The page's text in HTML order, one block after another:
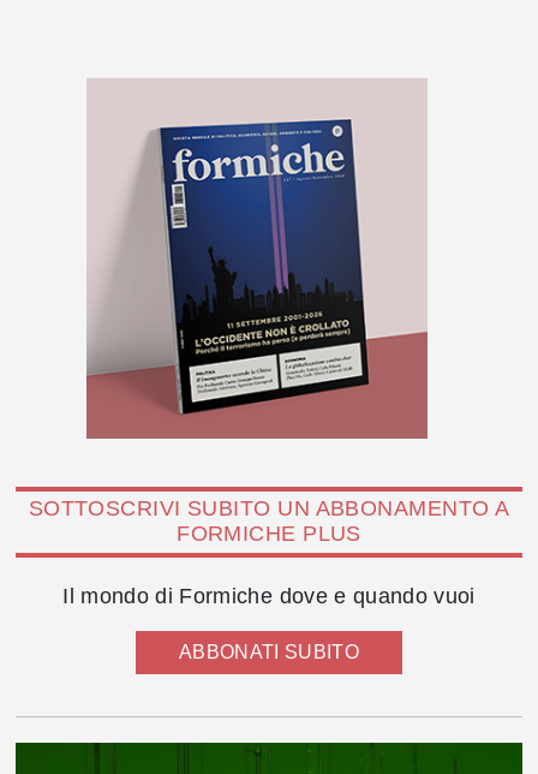
SOTTOSCRIVI SUBITO UN ABBONAMENTO A
FORMICHE PLUS
Il mondo di Formiche dove e quando vuoi
ABBONATI SUBITO